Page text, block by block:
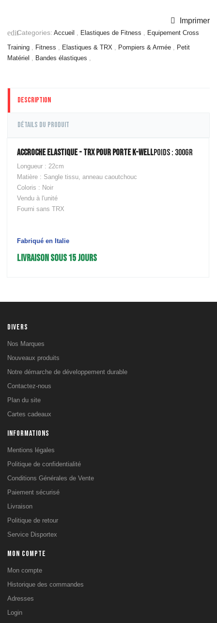
Imprimer
editCategories: Accueil , Elastiques de Fitness , Equipement Cross
Training , Fitness , Elastiques & TRX , Pompiers & Armée , Petit
Matériel , Bandes élastiques ,
Description
Détails du produit
ACCROCHE ELASTIQUE - TRX POUR PORTE K-WELLPoids : 300gr
Longueur : 22cm
Matière : Sangle tissu, anneau caoutchouc
Coloris : Noir
Vendu à l'unité
Fourni sans TRX
Fabriqué en Italie
LIVRAISON SOUS 15 JOURS
DIVERS
Nos Marques
Nouveaux produits
Notre démarche de développement durable
Contactez-nous
Plan du site
Cartes cadeaux
INFORMATIONS
Mentions légales
Politique de confidentialité
Conditions Générales de Vente
Paiement sécurisé
Livraison
Politique de retour
Service Disportex
MON COMPTE
Mon compte
Historique des commandes
Adresses
Login